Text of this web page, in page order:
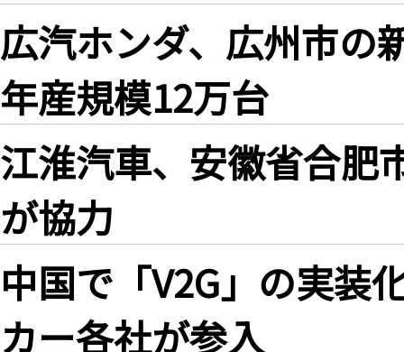
広汽ホンダ、広州市
年産規模12万台
江淮汽車、安徽省合
が協力
中国で「V2G」の実装
カー各社が参入